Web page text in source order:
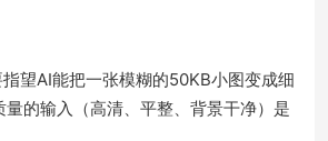
望AI能把一张模糊的50KB小图变成细
的输入（高清、平整、背景干净）是